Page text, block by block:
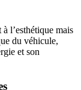
l’esthétique mais
du véhicule,
et son